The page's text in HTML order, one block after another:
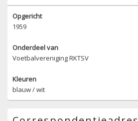
Opgericht
1959
Onderdeel van
Voetbalvereniging RKTSV
Kleuren
blauw / wit